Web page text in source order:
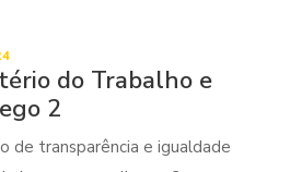
do Trabalho e
2
de transparência e igualdade